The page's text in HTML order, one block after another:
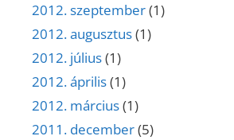
2012. szeptember(1)
2012. augusztus(1)
2012. július(1)
2012. április(1)
2012. március(1)
2011. december(5)